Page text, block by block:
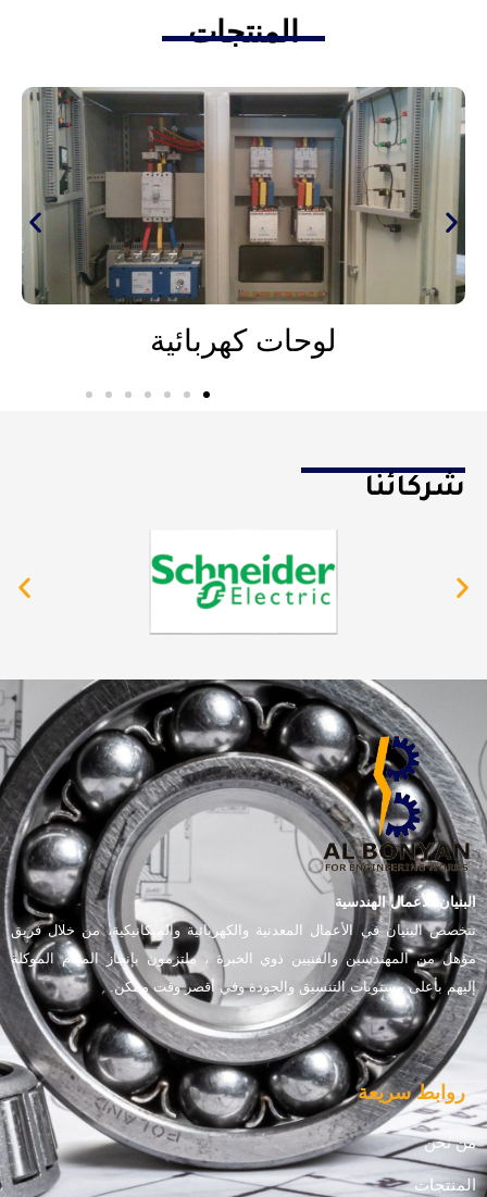
المنتجات
لوحات كهربائية
شركائنا
البنيان للأعمال الهندسية
تتخصص البنيان في الأعمال المعدنية والكهربائية والميكانيكية، من خلال فريق
مؤهل من المهندسين والفنيين ذوي الخبرة ، ملتزمون بإنجاز المهام الموكلة
إليهم بأعلى مستويات التنسيق والجودة وفي أقصر وقت ممكن.
روابط سريعة
من نحن
المنتجات